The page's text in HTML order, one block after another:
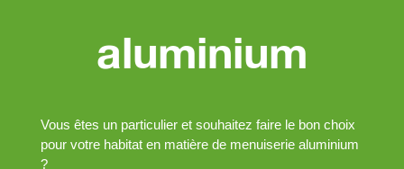
aluminium
Vous êtes un particulier et souhaitez faire le bon choix
pour votre habitat en matière de menuiserie aluminium
?